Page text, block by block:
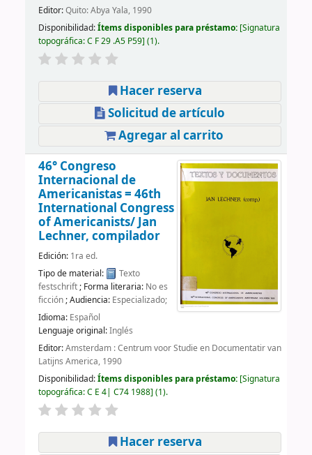
Editor:Quito: Abya Yala, 1990
Disponibilidad:Ítems disponibles para préstamo: Signatura
topográfica:C F 29 .A5 P59 (1).
Hacer reserva
Solicitud de artículo
Agregar al carrito
46° Congreso
Internacional de
Americanistas = 46th
International Congress
of Americanists/Jan
Lechner, compilador
Edición: 1ra ed.
Tipo de material:
Texto
festschrift; Forma literaria: No es
ficción; Audiencia: Especializado;
Idioma: Español
Lenguaje original:Inglés
Editor:Amsterdam : Centrum voor Studie en Documentatir van
Latijns America, 1990
Disponibilidad:Ítems disponibles para préstamo: Signatura
topográfica:C E 4| C74 1988 (1).
Hacer reserva